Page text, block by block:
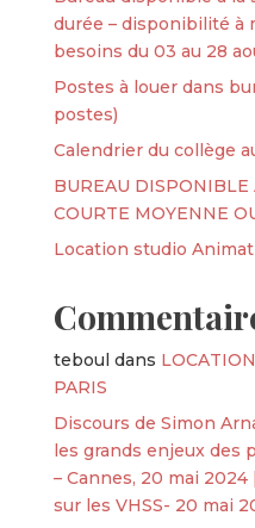
durée – disponibilité à
besoins du 03 au 28
Postes à louer dans
postes)
Calendrier du collège
BUREAU DISPONIBLE
COURTE MOYENNE
Location studio
teboul dans
PARIS
Discours de Simon
les grands enjeux des
– Cannes, 20 mai 2024
sur les VHSS- 20 mai